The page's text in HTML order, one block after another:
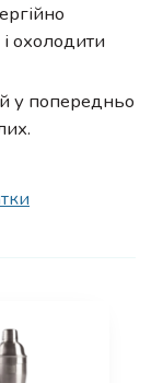
охолодити
у попередньо